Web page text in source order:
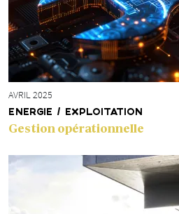
AVRIL 2025
ENERGIE / EXPLOITATION
Gestion opérationnelle